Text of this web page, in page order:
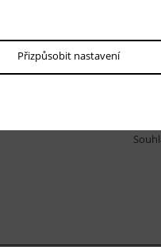
Přizpůsobit nastavení